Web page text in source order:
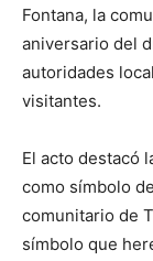
Fontana, la
aniversario del
autoridades
visitantes.
El acto destacó
como símbolo
comunitario de
símbolo que